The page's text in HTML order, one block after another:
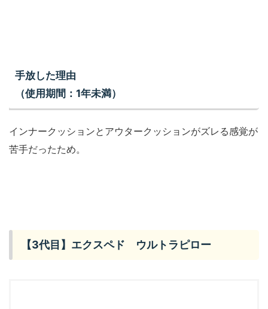
手放した理由
（使用期間：1年未満）
インナークッションとアウタークッションがズレる感覚が
苦手だったため。
【3代目】エクスペド ウルトラピロー